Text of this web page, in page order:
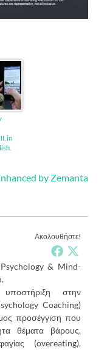
in
Ακολουθήστε!
Psychology & Mind-
στην
Coaching)
προσέγγιση που
θέματα βάρους,
(overeating),